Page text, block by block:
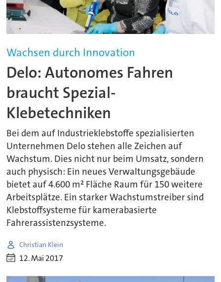
Wachsen durch Innovation
Delo: Autonomes Fahren
braucht Spezial-
Klebetechniken
Bei dem auf Industrieklebstoffe spezialisierten
Unternehmen Delo stehen alle Zeichen auf
Wachstum. Dies nicht nur beim Umsatz, sondern
auch physisch: Ein neues Verwaltungsgebäude
bietet auf 4.600 m² Fläche Raum für 150 weitere
Arbeitsplätze. Ein starker Wachstumstreiber sind
Klebstoffsysteme für kamerabasierte
Fahrerassistenzsysteme.
Christian Klein
12. Mai 2017